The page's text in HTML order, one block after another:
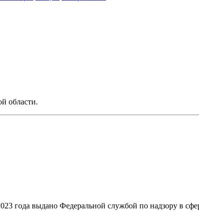
области.
года выдано Федеральной службой по надзору в